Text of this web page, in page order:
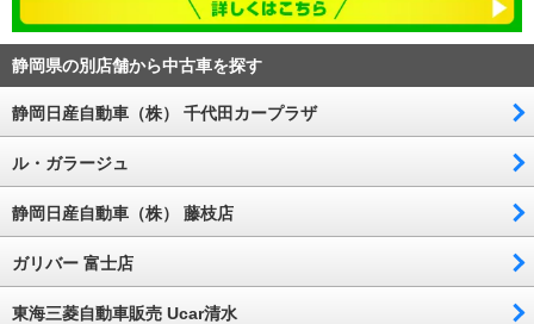
静岡県の別店舗から中古車を探す
静岡日産自動車（株） 千代田カープラザ
ル・ガラージュ
静岡日産自動車（株） 藤枝店
ガリバー 富士店
東海三菱自動車販売 Ucar清水